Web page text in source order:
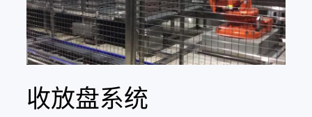
收放盘系统